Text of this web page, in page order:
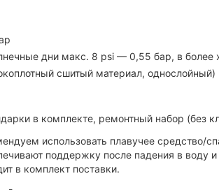
дни макс. 8 psi — 0,55 бар, в
сшитый материал, однослойный)
в комплекте, ремонтный набор (без
использовать плавучее средство/
поддержку после падения в воду
в комплект поставки.